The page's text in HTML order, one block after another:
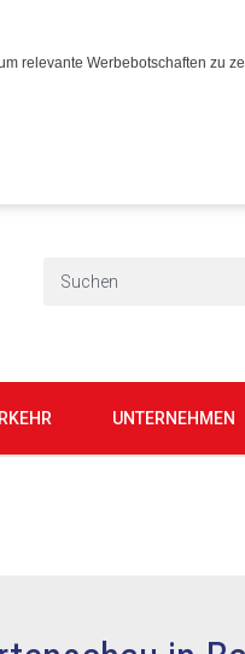
relevante Werbebotschaften zu
UNTERNEHMEN